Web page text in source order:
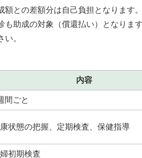
との差額分は自己負担となります。
助成の対象（償還払い）となりま
。
内容
間ごと
状態の把握、定期検査、保健指導
初期検査